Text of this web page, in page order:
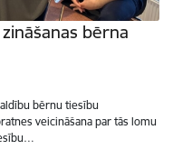
bērna
bērnu tiesību
veicināšana par tās lomu